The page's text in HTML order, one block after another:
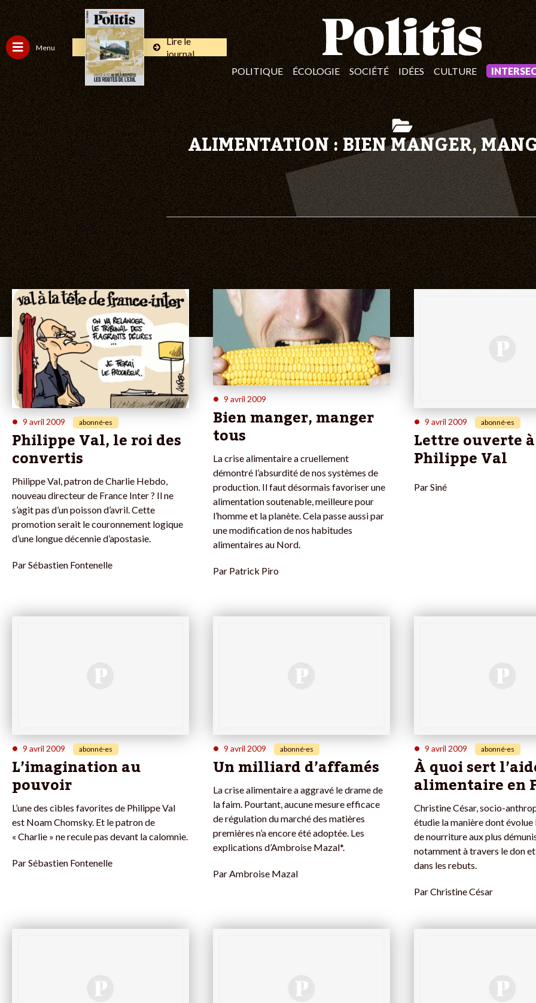
Menu
Lire le
journal
POLITIQUE
ÉCOLOGIE SOCIÉTÉ IDÉES CULTURE
ALIMENTATION : BIEN MANGER,
• 9 avril 2009 abonné·es
Philippe Val, le roi des
convertis
Philippe Val, patron de Charlie Hebdo,
nouveau directeur de France Inter ? Il ne
s’agit pas d’un poisson d’avril. Cette
promotion serait le couronnement logique
d’une longue décennie d’apostasie.
ParSébastien Fontenelle
• 9 avril 2009
Bien manger, manger
tous
La crise alimentaire a cruellement
démontré l’absurdité de nos systèmes de
production. Il faut désormais favoriser une
alimentation soutenable, meilleure pour
l’homme et la planète. Cela passe aussi par
une modification de nos habitudes
alimentaires au Nord.
Par Patrick Piro
• 9 avril 2009 abonné·es
Lettre ouverte à
Philippe Val
ParSiné
• 9 avril 2009 abonné·es
L’imagination au
pouvoir
L’une des cibles favorites de Philippe Val
est Noam Chomsky. Et le patron de
« Charlie » ne recule pas devant la calomnie.
ParSébastien Fontenelle
• 9 avril 2009 abonné·es
Un milliard d’affamés
La crise alimentaire a aggravé le drame de
la faim. Pourtant, aucune mesure efficace
de régulation du marché des matières
premières n’a encore été adoptée. Les
explications d’Ambroise Mazal*.
ParAmbroise Mazal
• 9 avril 2009 abonné·es
À quoi sert
alimentaire en
Christine César, socio-
étudie la manière dont
de nourriture aux plus
notamment à travers le don
dans les rebuts.
ParChristine César